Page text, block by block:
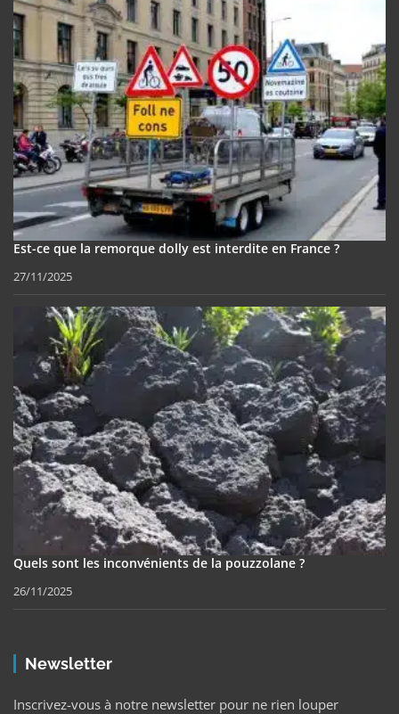
Est-ce que la remorque dolly est interdite en France ?
27/11/2025
Quels sont les inconvénients de la pouzzolane ?
26/11/2025
Newsletter
Inscrivez-vous à notre newsletter pour ne rien louper